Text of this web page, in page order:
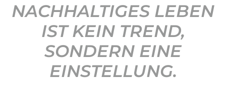
NACHHALTIGES LEBEN
IST KEIN TREND,
SONDERN EINE
EINSTELLUNG.